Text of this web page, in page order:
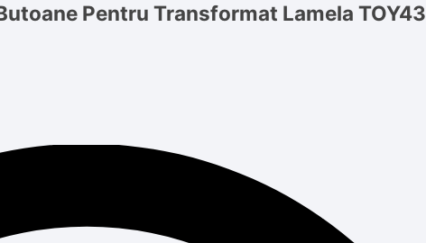
Pentru Transformat Lamela TOY43